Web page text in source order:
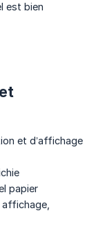
est bien
et d’affichage
papier